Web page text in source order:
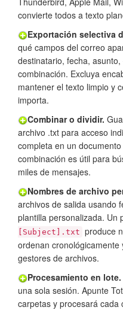
convierte todos a texto
Exportación selectiva
qué campos del correo
destinatario, fecha,
combinación. Excluya
mantener el texto limpio y
importa.
Combinar o dividir.
archivo .txt para acceso
completa en un
combinación es útil para
miles de mensajes.
Nombres de archivo
archivos de salida usando
plantilla personalizada. Un
[Subject].txt produce
ordenan cronológicamente
gestores de archivos.
Procesamiento en lote.
una sola sesión. Apunte
carpetas y procesará